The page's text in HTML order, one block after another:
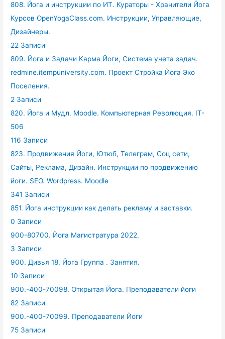
808. Йога и инструкции по ИТ. Кураторы - Хранители Йога
Курсов OpenYogaClass.com. Инструкции, Управляющие,
Дизайнеры.
22 Записи
809. Йога и Задачи Карма Йоги, Система учета задач.
redmine.itempuniversity.com. Проект Стройка Йога Эко
Поселения.
2 Записи
820. Йога и Мудл. Moodle. Компьютерная Революция. IT-
506
116 Записи
823. Продвижения Йоги, Ютюб, Телеграм, Соц сети,
Сайты, Реклама, Дизайн. Инструкции по продвижению
йоги. SEO. Wordpress. Moodle
341 Записи
851. Йога инструкции как делать рекламу и заставки.
0 Записи
900-80700. Йога Магистратура 2022.
3 Записи
900. Дивья 18. Йога Группа . Занятия.
10 Записи
900.-400-70098. Открытая Йога. Преподаватели йоги
82 Записи
900.-400-70099. Преподаватели Йоги
75 Записи